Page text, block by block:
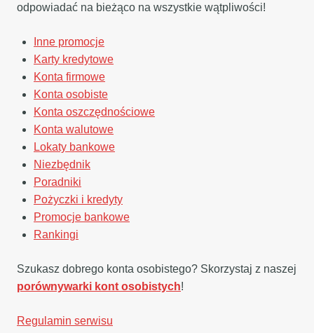
odpowiadać na bieżąco na wszystkie wątpliwości!
Inne promocje
Karty kredytowe
Konta firmowe
Konta osobiste
Konta oszczędnościowe
Konta walutowe
Lokaty bankowe
Niezbędnik
Poradniki
Pożyczki i kredyty
Promocje bankowe
Rankingi
Szukasz dobrego konta osobistego? Skorzystaj z naszej
porównywarki kont osobistych!
Regulamin serwisu